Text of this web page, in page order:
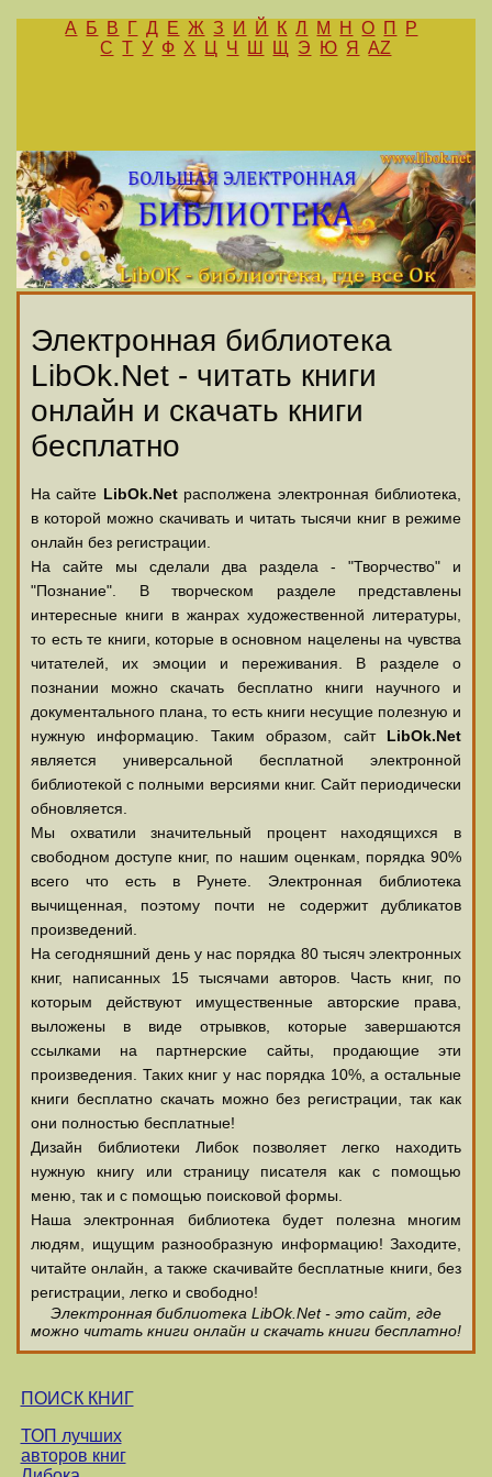
А Б В Г Д Е Ж З И Й К Л М Н О П
Р
С Т У Ф Х Ц Ч Ш Щ Э Ю Я AZ
Электронная библиотека
LibOk.Net - читать книги
онлайн и скачать книги
бесплатно
На сайте LibOk.Netрасполжена электронная библиотека,
в которой можно скачивать и читать тысячи книг в режиме
онлайн без регистрации.
На сайте мы сделали два раздела - "Творчество" и
"Познание". В творческом разделе представлены
интересные книги в жанрах художественной литературы,
то есть те книги, которые в основном нацелены на чувства
читателей, их эмоции и переживания. В разделе о
познании можно скачать бесплатно книги научного и
документального плана, то есть книги несущие полезную и
нужную информацию. Таким образом, сайт LibOk.Net
является универсальной бесплатной электронной
библиотекой с полными версиями книг. Сайт периодически
обновляется.
Мы охватили значительный процент находящихся в
свободном доступе книг, по нашим оценкам, порядка 90%
всего что есть в Рунете. Электронная библиотека
вычищенная, поэтому почти не содержит дубликатов
произведений.
На сегодняшний день у нас порядка 80 тысяч электронных
книг, написанных 15 тысячами авторов. Часть книг, по
которым действуют имущественные авторские права,
выложены в виде отрывков, которые завершаются
ссылками на партнерские сайты, продающие эти
произведения. Таких книг у нас порядка 10%, а остальные
книги бесплатно скачать можно без регистрации, так как
они полностью бесплатные!
Дизайн библиотеки Либок позволяет легко находить
нужную книгу или страницу писателя как с помощью
меню, так и с помощью поисковой формы.
Наша электронная библиотека будет полезна многим
людям, ищущим разнообразную информацию! Заходите,
читайте онлайн, а также скачивайте бесплатные книги, без
регистрации, легко и свободно!
Электронная библиотека LibOk.Net - это сайт, где
можно читать книги онлайн и скачать книги бесплатно!
ПОИСК КНИГ
ТОП лучших
авторов книг